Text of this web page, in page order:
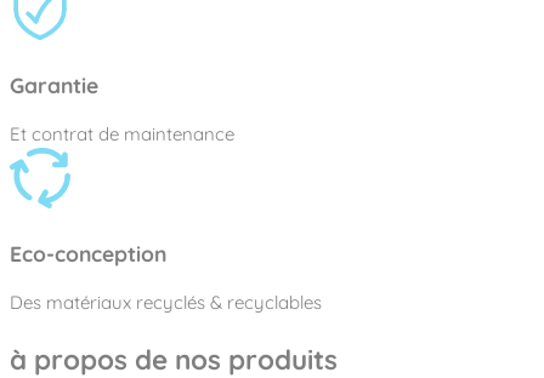
Garantie
Et contrat de maintenance
Eco-conception
Des matériaux recyclés & recyclables
à propos de nos produits